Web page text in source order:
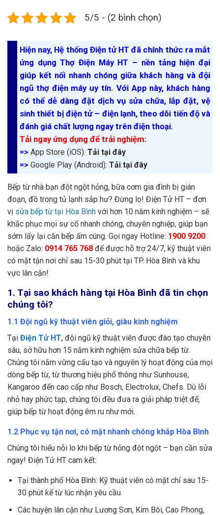
5/5 - (2 bình chọn)
Hiện nay, Hệ thống Điện tử HT đã chính thức ra mắt
ứng dụng Thợ Điện Máy HT – nền tảng hiện đại
giúp kết nối nhanh chóng giữa khách hàng và đội
ngũ thợ điện máy uy tín. Với App này, khách hàng
có thể dễ dàng đặt dịch vụ sửa chữa, lắp đặt, vệ
sinh thiết bị điện tử – điện lạnh, theo dõi tiến độ và
đánh giá chất lượng ngay trên điện thoại.
Tải ngay ứng dụng để trải nghiệm:
=> App Store (iOS): Tải tại đây
=> Google Play (Android): Tải tại đây
Bếp từ nhà bạn đột ngột hỏng, bữa cơm gia đình bị gián
đoạn, đồ trong tủ lạnh sắp hư? Đừng lo! Điện Tử HT – đơn
vị sửa bếp từ tại Hòa Bình với hơn 10 năm kinh nghiệm – sẽ
khắc phục mọi sự cố nhanh chóng, chuyên nghiệp, giúp bạn
sớm lấy lại căn bếp ấm cúng. Gọi ngay Hotline: 1900 9200
hoặc Zalo: 0914 765 768 để được hỗ trợ 24/7, kỹ thuật viên
có mặt tận nơi chỉ sau 15-30 phút tại TP. Hòa Bình và khu
vực lân cận!
1. Tại sao khách hàng tại Hòa Bình đã tin chọn
chúng tôi?
1.1 Đội ngũ kỹ thuật viên giỏi, giàu kinh nghiệm
Tại Điện Tử HT, đội ngũ kỹ thuật viên được đào tạo chuyên
sâu, sở hữu hơn 15 năm kinh nghiệm sửa chữa bếp từ.
Chúng tôi nắm vững cấu tạo và nguyên lý hoạt động của mọi
dòng bếp từ, từ thương hiệu phổ thông như Sunhouse,
Kangaroo đến cao cấp như Bosch, Electrolux, Chefs. Dù lỗi
nhỏ hay phức tạp, chúng tôi đều đưa ra giải pháp triệt để,
giúp bếp từ hoạt động êm ru như mới.
1.2 Phục vụ tận nơi, có mặt nhanh chóng khắp Hòa Bình
Chúng tôi hiểu nỗi lo khi bếp từ hỏng đột ngột – bạn cần sửa
ngay! Điện Tử HT cam kết:
Tại thành phố Hòa Bình: Kỹ thuật viên có mặt chỉ sau 15-
30 phút kể từ lúc nhận yêu cầu.
Các huyện lân cận như Lương Sơn, Kim Bôi, Cao Phong,